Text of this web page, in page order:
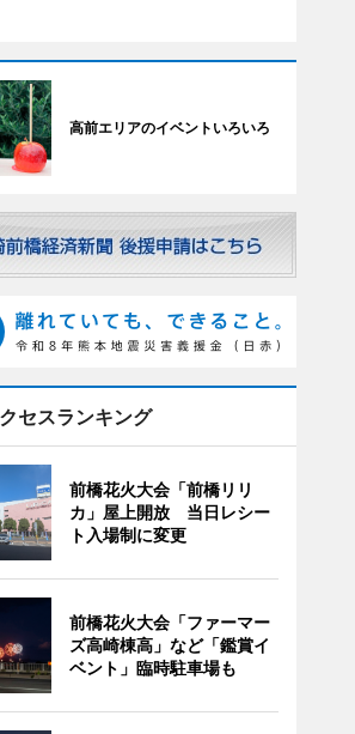
高前エリアのイベントいろいろ
セスランキング
前橋花火大会「前橋リリ
カ」屋上開放 当日レシー
ト入場制に変更
前橋花火大会「ファーマー
ズ高崎棟高」など「鑑賞イ
ベント」臨時駐車場も